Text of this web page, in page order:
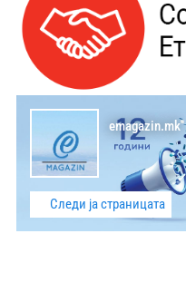
emagazin.mk
Следи ја страницата